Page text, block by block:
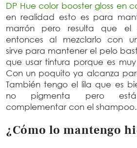
DP Hue color booster gloss en
en realidad esto es para
marrón pero resulta que el
entonces al mezclarlo con
sirve para mantener el pelo
que usar tintura porque es
Con un poquito ya alcanza
También tengo el lila que es
no pigmenta pero
complementar con el shampoo.
¿Cómo lo mantengo